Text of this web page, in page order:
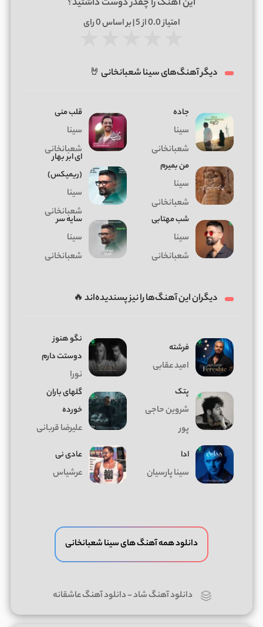
امتیاز0.0از 5 | بر اساس 0رای
دیگر آهنگ‌های سینا شعبانخانی 🤘
جاده
سینا
شعبانخانی
قلب منی
سینا
شعبانخانی
من بمیرم
سینا
شعبانخانی
ای ابر بهار
(ریمیکس)
سینا
شعبانخانی
شب مهتابی
سینا
شعبانخانی
سایه سر
سینا
شعبانخانی
دیگران این آهنگ‌ها را نیز پسندیده‌اند 🔥
فرشته
امید عقابی
نگو هنوز
دوستت دارم
نورا
پتک
شروین حاجی
پور
گلهای باران
خورده
علیرضا قربانی
ادا
سینا پارسیان
عادی نی
عرشیاس
دانلود همه آهنگ های سینا شعبانخانی
دانلود آهنگ شاد-دانلود آهنگ عاشقانه